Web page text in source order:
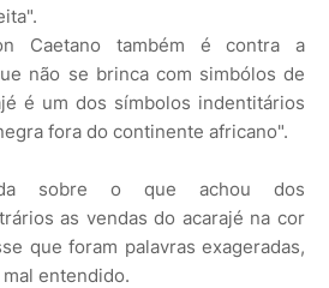
Caetano também é contra a
não se brinca com simbólos de
é um dos símbolos indentitários
fora do continente africano".
sobre o que achou dos
as vendas do acarajé na cor
que foram palavras exageradas,
entendido.